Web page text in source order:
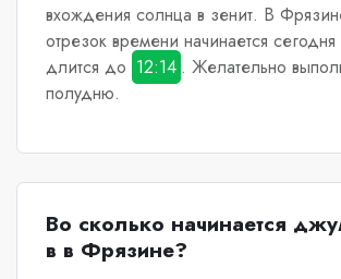
вхождения солнца в зенит. В
отрезок времени начинается сегодня
длится до 12:14 . Желательно
полудню.
Во сколько начинается
в в Фрязине?